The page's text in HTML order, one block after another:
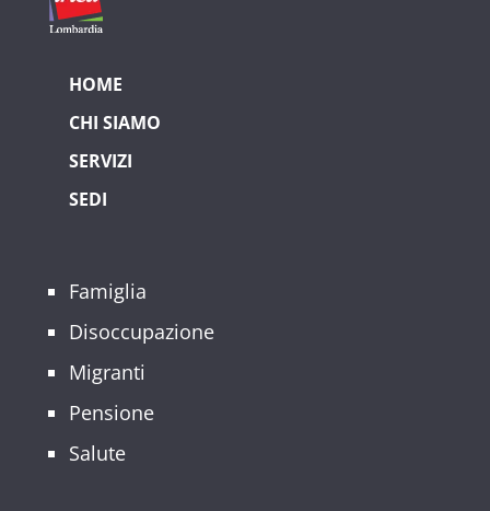
HOME
CHI SIAMO
SERVIZI
SEDI
Famiglia
Disoccupazione
Migranti
Pensione
Salute